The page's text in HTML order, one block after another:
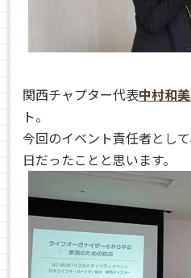
関西チャプター代表中村和
ト。
今回のイベント責任者とし
日だったことと思います。